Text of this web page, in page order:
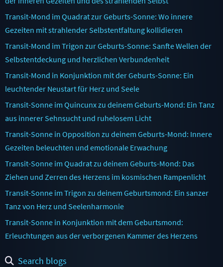
Transit-Mond im Quadrat zur Geburts-Sonne: Wo innere
Gezeiten mit strahlender Selbstentfaltung kollidieren
Transit-Mond im Trigon zur Geburts-Sonne: Sanfte Wellen der
Selbstentdeckung und herzlichen Verbundenheit
Transit-Mond in Konjunktion mit der Geburts-Sonne: Ein
leuchtender Neustart für Herz und Seele
Transit-Sonne im Quincunx zu deinem Geburts-Mond: Ein Tanz
aus innerer Sehnsucht und ruhelosem Licht
Transit-Sonne in Opposition zu deinem Geburts-Mond: Innere
Gezeiten beleuchten und emotionale Erwachung
Transit-Sonne im Quadrat zu deinem Geburts-Mond: Das
Ziehen und Zerren des Herzens im kosmischen Rampenlicht
Transit-Sonne im Trigon zu deinem Geburtsmond: Ein sanzer
Tanz von Herz und Seelenharmonie
Transit-Sonne in Konjunktion mit dem Geburtsmond:
Erleuchtungen aus der verborgenen Kammer des Herzens
Search blogs